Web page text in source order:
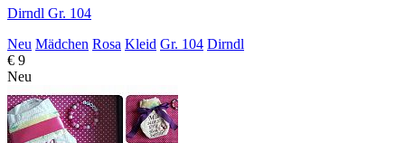
Dirndl Gr. 104
Neu Mädchen Rosa Kleid Gr. 104 Dirndl
€ 9
Neu